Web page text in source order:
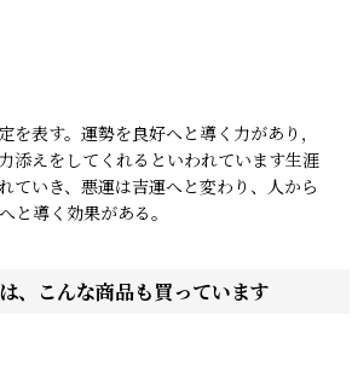
を表す。運勢を良好へと導く力があり，
添えをしてくれるといわれています生涯
ていき、悪運は吉運へと変わり、人から
と導く効果がある。
、こんな商品も買っています